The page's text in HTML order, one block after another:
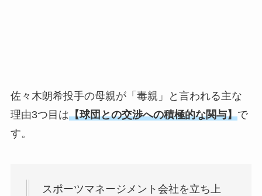
佐々木朗希投手の母親が「毒親」と言われる主な
理由3つ目は【球団との交渉への積極的な関与】で
す。
スポーツマネージメント会社を立ち上